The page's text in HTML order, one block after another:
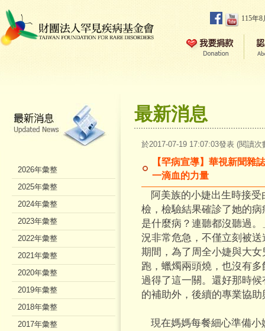
115年
最新消息
於2017-07-19 17:07:03發表 (閱讀次
【罕病宣導】華視新聞雜
一滴血的力量
阿美族的小婕出生時接
檢，檢驗結果確診了她的
是什麼病？連聽都沒聽過
況非常危急，不僅立刻被
期間，為了周全小婕與大
跑，蠟燭兩頭燒，也沒有
過得了這一關。還好那時
的補助外，後續的專業協
現在媽媽每餐細心準備小
2026年彙整
2025年彙整
2024年彙整
2023年彙整
2022年彙整
2021年彙整
2020年彙整
2019年彙整
2018年彙整
2017年彙整